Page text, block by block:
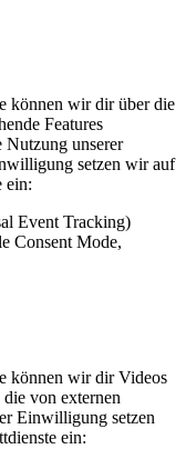
können wir dir über die
Features
Nutzung unserer
setzen wir auf
ein:
Event Tracking)
Consent Mode,
können wir dir Videos
von externen
Einwilligung setzen
ein: